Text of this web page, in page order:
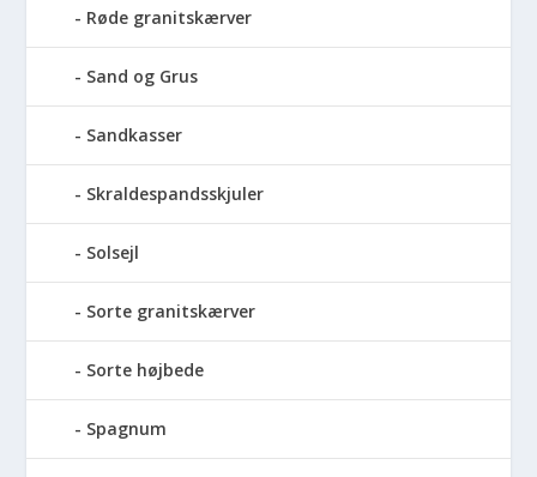
Røde granitskærver
Sand og Grus
Sandkasser
Skraldespandsskjuler
Solsejl
Sorte granitskærver
Sorte højbede
Spagnum